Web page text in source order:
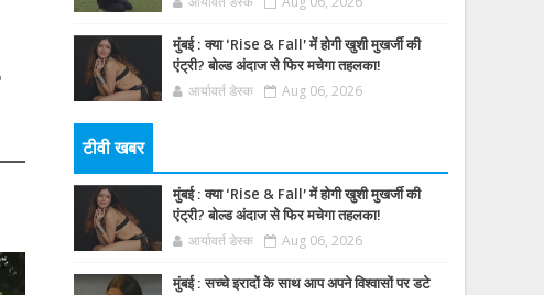
मुंबई : क्या ‘Rise & Fall’ में होगी खुशी मुखर्जी की
एंट्री? बोल्ड अंदाज से फिर मचेगा तहलका!
आर्यावर्त डेस्क Aug 06, 2026
टीवी खबर
मुंबई : क्या ‘Rise & Fall’ में होगी खुशी मुखर्जी की
एंट्री? बोल्ड अंदाज से फिर मचेगा तहलका!
आर्यावर्त डेस्क Aug 06, 2026
मुंबई : सच्चे इरादों के साथ आप अपने विश्वासों पर डटे